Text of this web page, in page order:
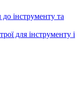
інструменту та
для інструменту і